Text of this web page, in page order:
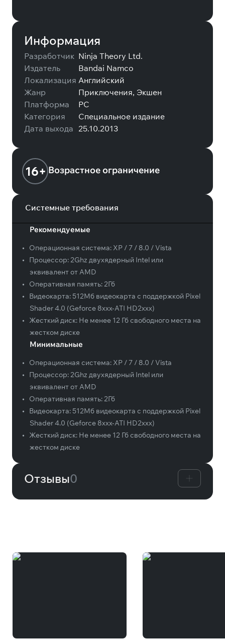
Информация
Разработчик Ninja Theory Ltd.
Издатель
Bandai Namco
Локализация Английский
Жанр
Приключения, Экшен
Платформа
PC
Категория
Специальное издание
Дата выхода 25.10.2013
16+ Возрастное ограничение
Системные требования
Рекомендуемые
• Операционная система: XP / 7 / 8.0 / Vista
•
Процессор:2Ghz двухядерный Intel или
эквивалент от AMD
•
Оперативная память:2Гб
•
Видеокарта: 512Мб видеокарта с поддержкой Pixel
Shader 4.0 (Geforce 8xxx-ATI HD2xxx)
•
Жесткий диск: Не менее 12 Гб свободного места на
жестком диске
Минимальные
• Операционная система: XP / 7 / 8.0 / Vista
•
Процессор:2Ghz двухядерный Intel или
эквивалент от AMD
•
Оперативная память:2Гб
•
Видеокарта: 512Мб видеокарта с поддержкой Pixel
Shader 4.0 (Geforce 8xxx-ATI HD2xxx)
•
Жесткий диск: Не менее 12 Гб свободного места на
жестком диске
Отзывы0